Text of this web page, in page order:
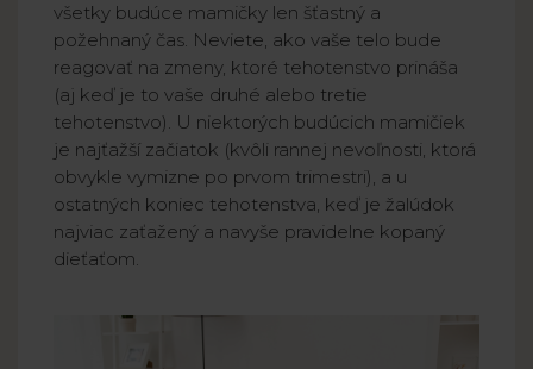
všetky budúce mamičky len šťastný a
požehnaný čas. Neviete, ako vaše telo bude
reagovať na zmeny, ktoré tehotenstvo prináša
(aj keď je to vaše druhé alebo tretie
tehotenstvo). U niektorých budúcich mamičiek
je najťažší začiatok (kvôli rannej nevoľnosti, ktorá
obvykle vymizne po prvom trimestri), a u
ostatných koniec tehotenstva, keď je žalúdok
najviac zaťažený a navyše pravidelne kopaný
dieťaťom.